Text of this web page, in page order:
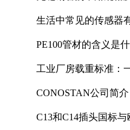
生活中常见的传感器
PE100管材的含义是
工业厂房载重标准：
CONOSTAN公司简介
C13和C14插头国标